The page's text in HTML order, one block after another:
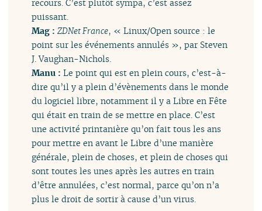
recours. C’est plutôt sympa, c’est assez
puissant.
Mag :ZDNet France, « Linux/Open source : le
point sur les événements annulés », par Steven
J. Vaughan-Nichols.
Manu :Le point qui est en plein cours, c’est-à-
dire qu’il y a plein d’évènements dans le monde
du logiciel libre, notamment il y a Libre en Fête
qui était en train de se mettre en place. C’est
une activité printanière qu’on fait tous les ans
pour mettre en avant le Libre d’une manière
générale, plein de choses, et plein de choses qui
sont toutes les unes après les autres en train
d’être annulées, c’est normal, parce qu’on n’a
plus le droit de sortir à cause d’un virus.